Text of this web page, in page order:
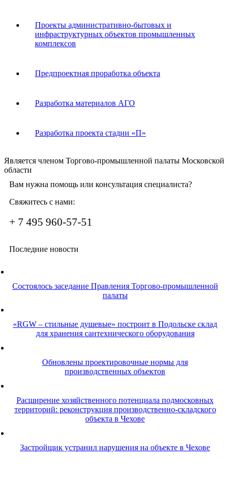
Проекты административно-бытовых и
инфраструктурных объектов промышленных
комплексов
Предпроектная проработка объекта
Разработка материалов АГО
Разработка проекта стадии «П»
Является членом Торгово-промышленной палаты Московской
области
Вам нужна помощь или консультация специалиста?
Свяжитесь с нами:
+ 7 495 960-57-51
Последние новости
Cостоялось заседание Правления Торгово-промышленной
палаты
«RGW – стильные душевые» построит в Подольске склад
для хранения сантехнического оборудования
Обновлены проектировочные нормы для
производственных объектов
Расширение хозяйственного потенциала подмосковных
территорий: реконструкция производственно-складского
объекта в Чехове
Застройщик устранил нарушения на объекте в Чехове